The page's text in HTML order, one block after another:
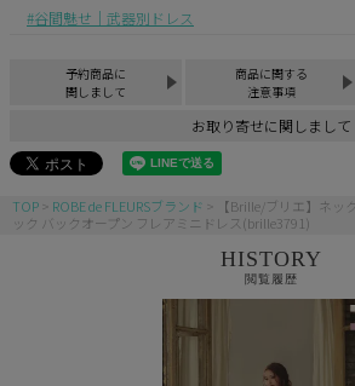
谷間魅せ｜武器別ドレス
予約商品に
関しまして
商品に関する
注意事項
お取り寄せに関しまして
TOP ROBE de FLEURSブランド
【Brille/ブリエ】ネッ
ック バックオープン フレアミニドレス(brille3791)
HISTORY
閲覧履歴